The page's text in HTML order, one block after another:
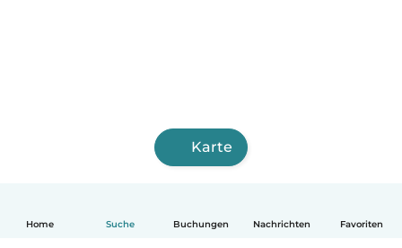
Home Suche Buchungen Nachrichten Favoriten
Karte